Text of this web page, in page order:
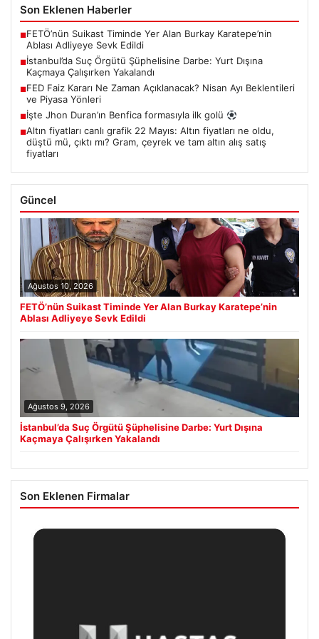
Son Eklenen Haberler
■FETÖ’nün Suikast Timinde Yer Alan Burkay Karatepe’nin
Ablası Adliyeye Sevk Edildi
■İstanbul’da Suç Örgütü Şüphelisine Darbe: Yurt Dışına
Kaçmaya Çalışırken Yakalandı
■FED Faiz Kararı Ne Zaman Açıklanacak? Nisan Ayı Beklentileri
ve Piyasa Yönleri
■İşte Jhon Duran’ın Benfica formasıyla ilk golü
■Altın fiyatları canlı grafik 22 Mayıs: Altın fiyatları ne oldu,
düştü mü, çıktı mı? Gram, çeyrek ve tam altın alış satış
fiyatları
Güncel
Ağustos 10, 2026
FETÖ’nün Suikast Timinde Yer Alan Burkay Karatepe’nin
Ablası Adliyeye Sevk Edildi
Ağustos 9, 2026
İstanbul’da Suç Örgütü Şüphelisine Darbe: Yurt Dışına
Kaçmaya Çalışırken Yakalandı
Son Eklenen Firmalar